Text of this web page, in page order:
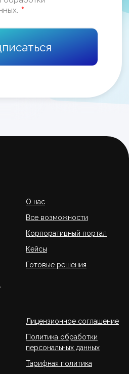
О нас
Все возможности
Корпоративный портал
Кейсы
Готовые решения
Лицензионное соглашение
Политика обработки
персональных данных
Тарифная политика